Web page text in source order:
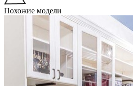
Похожие модели